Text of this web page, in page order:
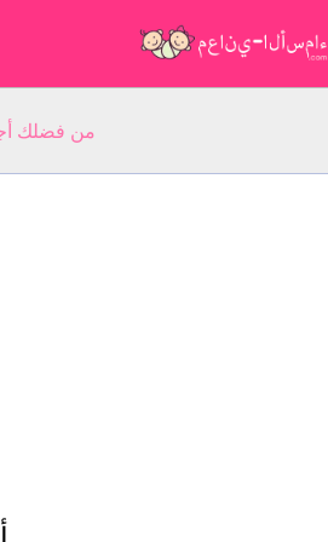
من فضلك أجب عن 5 أسئلة عن